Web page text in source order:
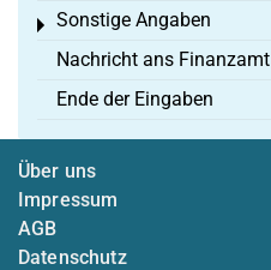
Sonstige Angaben
Toggle menu
Nachricht ans Finanzamt
Ende der Eingaben
Über uns
Impressum
AGB
Datenschutz